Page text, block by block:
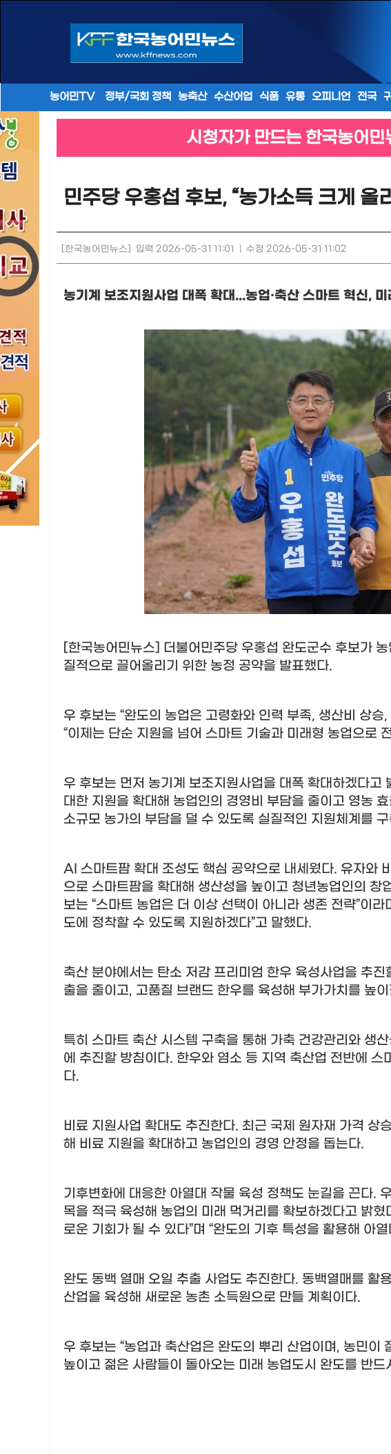
농어민TV 정부/국회 정책 농축산 수산어업 식품 유통 오피니언 전국
시청자가 만드는 한국농어
민주당 우홍섭 후보, “농가소득 크게 올
[한국농어민뉴스] 입력 2026-05-31 11:01 수정 2026-05-31 11:02
농기계 보조지원사업 대폭 확대...농업·축산 스마트 혁신,
[한국농어민뉴스] 더불어민주당 우홍섭 완도군수 후보가
질적으로 끌어올리기 위한 농정 공약을 발표했다.
우 후보는 “완도의 농업은 고령화와 인력 부족, 생산비 상승,
“이제는 단순 지원을 넘어 스마트 기술과 미래형 농업으로
우 후보는 먼저 농기계 보조지원사업을 대폭 확대하겠다고
대한 지원을 확대해 농업인의 경영비 부담을 줄이고 영농
소규모 농가의 부담을 덜 수 있도록 실질적인 지원체계를
AI 스마트팜 확대 조성도 핵심 공약으로 내세웠다. 유자와
으로 스마트팜을 확대해 생산성을 높이고 청년농업인의 창
보는 “스마트 농업은 더 이상 선택이 아니라 생존 전략”이라
도에 정착할 수 있도록 지원하겠다”고 말했다.
축산 분야에서는 탄소 저감 프리미엄 한우 육성사업을 추진
출을 줄이고, 고품질 브랜드 한우를 육성해 부가가치를 높
특히 스마트 축산 시스템 구축을 통해 가축 건강관리와 생
에 추진할 방침이다. 한우와 염소 등 지역 축산업 전반에
다.
비료 지원사업 확대도 추진한다. 최근 국제 원자재 가격 상
해 비료 지원을 확대하고 농업인의 경영 안정을 돕는다.
기후변화에 대응한 아열대 작물 육성 정책도 눈길을 끈다.
목을 적극 육성해 농업의 미래 먹거리를 확보하겠다고 밝혔
로운 기회가 될 수 있다”며 “완도의 기후 특성을 활용해 아
완도 동백 열매 오일 추출 사업도 추진한다. 동백열매를 활
산업을 육성해 새로운 농촌 소득원으로 만들 계획이다.
우 후보는 “농업과 축산업은 완도의 뿌리 산업이며, 농민이
높이고 젊은 사람들이 돌아오는 미래 농업도시 완도를 반드